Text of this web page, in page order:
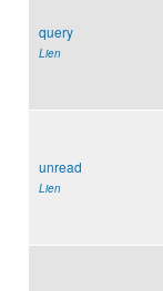
query
Lien
unread
Lien